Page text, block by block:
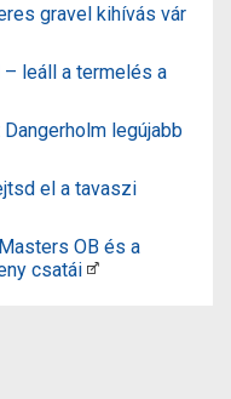
gravel kihívás vár
leáll a termelés a
legújabb
el a tavaszi
OB és a
csatái